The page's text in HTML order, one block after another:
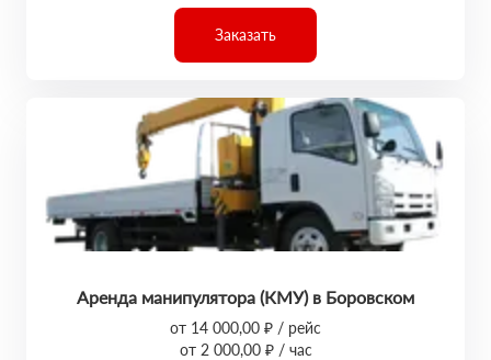
Заказать
Аренда манипулятора (КМУ) в Боровском
от 14 000,00 ₽ / рейс
от 2 000,00 ₽ / час